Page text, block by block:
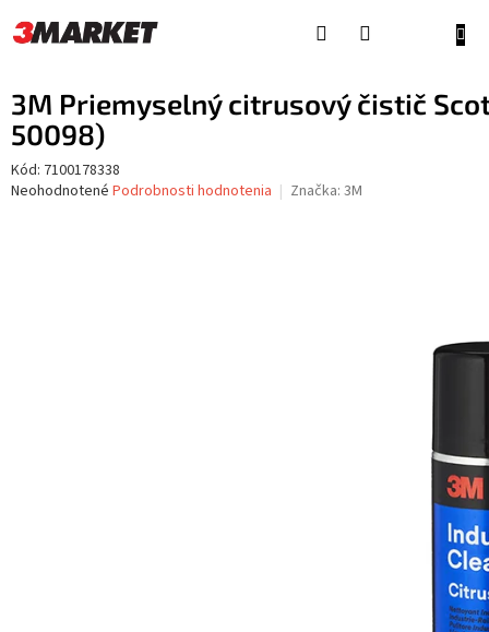
na
obsah
3M Priemyselný citrusový čistič
50098)
Kód: 7100178338
Priemerné
Neohodnotené Podrobnosti hodnotenia Značka: 3M